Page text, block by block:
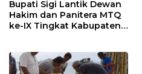
Bupati Sigi Lantik Dewan
Hakim dan Panitera MTQ
ke-IX Tingkat Kabupaten